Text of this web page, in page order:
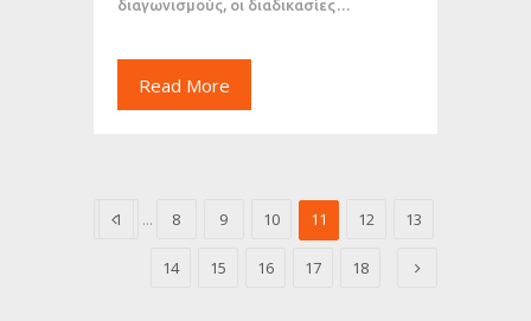
διαγωνισμούς, οι διαδικασίες…
Read More
1 ... 8 9 10 11 12 13
14 15 16 17 18